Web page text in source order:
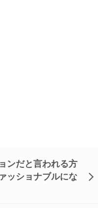
ンだと言われる方
ッショナブルにな